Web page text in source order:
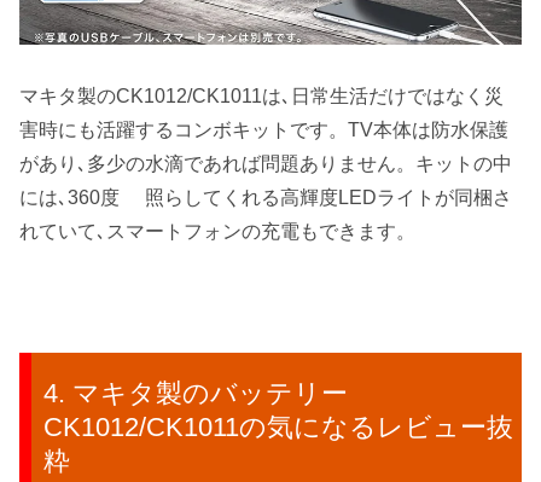
マキタ製のCK1012/CK1011は､日常生活だけではなく災
害時にも活躍するコンボキットです。TV本体は防水保護
があり､多少の水滴であれば問題ありません。キットの中
には､360度 ゚照らしてくれる高輝度LEDライトが同梱さ
れていて､スマートフォンの充電もできます。
マキタ製のバッテリー
CK1012/CK1011の気になるレビュー抜
粋